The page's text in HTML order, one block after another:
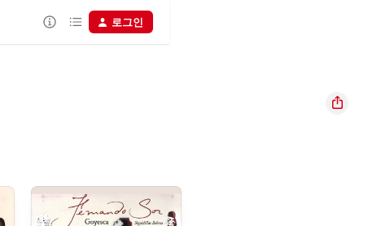
로그인